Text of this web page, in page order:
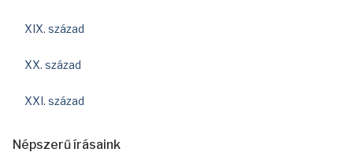
XIX. század
XX. század
XXI. század
Népszerű írásaink